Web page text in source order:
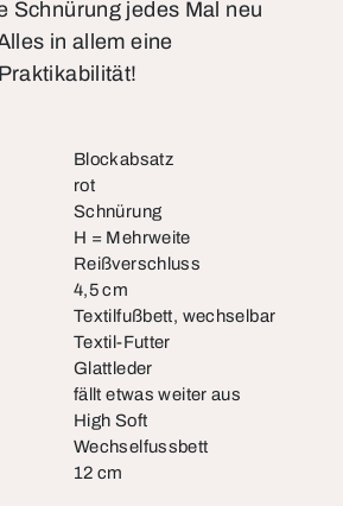
Schnürung jedes Mal neu
in allem eine
Blockabsatz
rot
Schnürung
H = Mehrweite
Reißverschluss
4,5 cm
Textilfußbett, wechselbar
Textil-Futter
Glattleder
fällt etwas weiter aus
High Soft
Wechselfussbett
12 cm